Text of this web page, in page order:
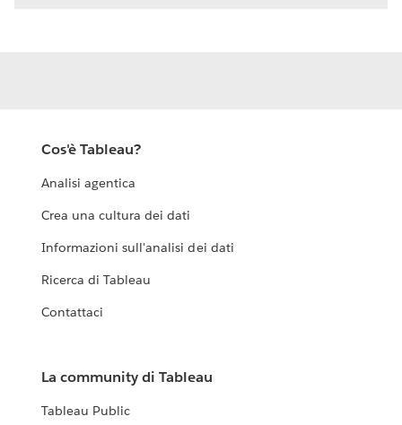
Cos'è Tableau?
Analisi agentica
Crea una cultura dei dati
Informazioni sull'analisi dei dati
Ricerca di Tableau
Contattaci
La community di Tableau
Tableau Public